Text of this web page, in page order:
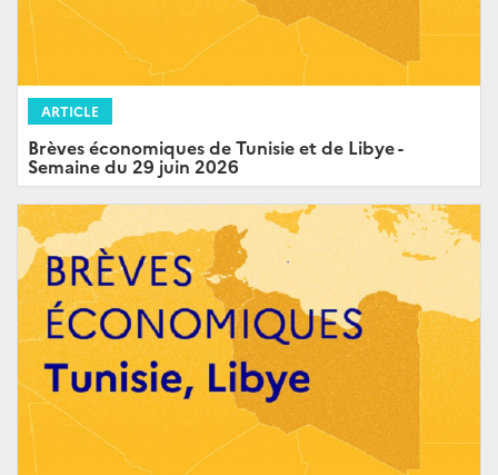
ARTICLE
Brèves économiques de Tunisie et de Libye -
Semaine du 29 juin 2026